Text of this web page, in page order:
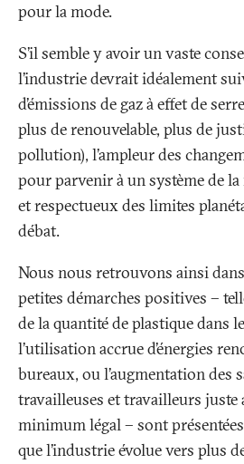
pour la mode.
S’il semble y avoir un vaste
l’industrie devrait idéalement
d’émissions de gaz à effet de
plus de renouvelable, plus de
pollution), l’ampleur des
pour parvenir à un système de
et respectueux des limites
débat.
Nous nous retrouvons ainsi
petites démarches positives –
de la quantité de plastique dans
l’utilisation accrue d’énergies
bureaux, ou l’augmentation des
travailleuses et travailleurs juste
minimum légal – sont
que l’industrie évolue vers plus